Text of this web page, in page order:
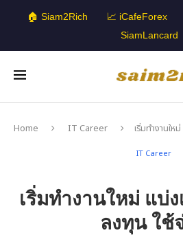
🏠 Siam2Rich 📈 iCafeForex
SiamLancard
Home IT Career เริ่มทำงานให
IT Career
เริ่มทำงานใหม่ แบ่ง
ลงทุน ใช้